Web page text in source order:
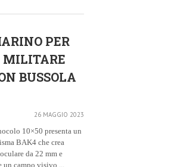
PER
MILITARE
BUSSOLA
26 MAGGIO 2023
10×50 presenta un
BAK4 che crea
da 22 mm e
un campo visivo ...